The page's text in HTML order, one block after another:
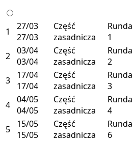
1
27/03
27/03
Część
zasadnicza
Runda
1
2 03/04
03/04
Część
zasadnicza
Runda
2
3
17/04
17/04
Część
zasadnicza
Runda
3
4 04/05
04/05
Część
zasadnicza
Runda
4
5
15/05
15/05
Część
zasadnicza
Runda
6